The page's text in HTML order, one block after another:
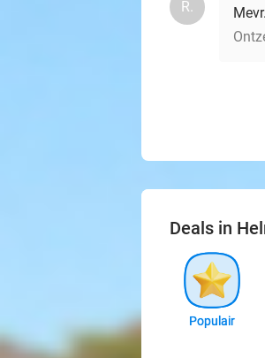
R.
Deals in
Populair